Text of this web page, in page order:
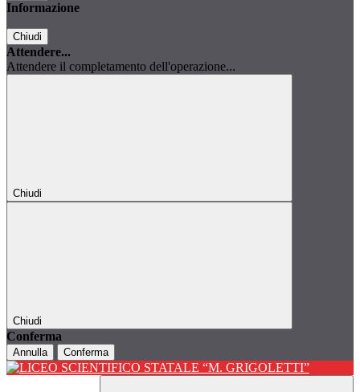
Informazione
Chiudi
Attendere...
Attendere il completamento dell'operazione...
Chiudi
Chiudi
Conferma
Annulla Conferma